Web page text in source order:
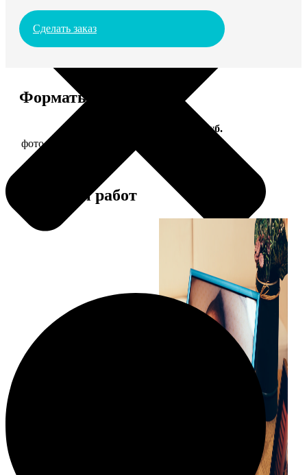
Сделать заказ
Форматы и цены
Цена, руб.
фото 15х20 в деревянной рамке
Примеры работ